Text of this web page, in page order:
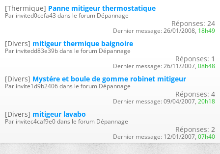
[Thermique] Panne mitigeur thermostatique
Par invited0cefa43 dans le forum Dépannage
Réponses: 24
Dernier message: 26/01/2008, 18h49
[Divers] mitigeur thermique baignoire
Par invitedd83e39b dans le forum Dépannage
Réponses: 1
Dernier message: 26/11/2007, 08h48
[Divers] Mystére et boule de gomme robinet mitigeur
Par invite1d9b2406 dans le forum Dépannage
Réponses: 4
Dernier message: 09/04/2007, 20h18
[Divers] mitigeur lavabo
Par invitec4caf9e0 dans le forum Dépannage
Réponses: 2
Dernier message: 12/01/2007, 07h40